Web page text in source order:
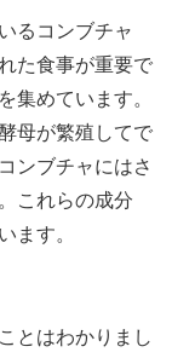
るコンブチャ
た食事が重要で
集めています。
母が繁殖してで
ンブチャにはさ
これらの成分
ます。
とはわかりまし